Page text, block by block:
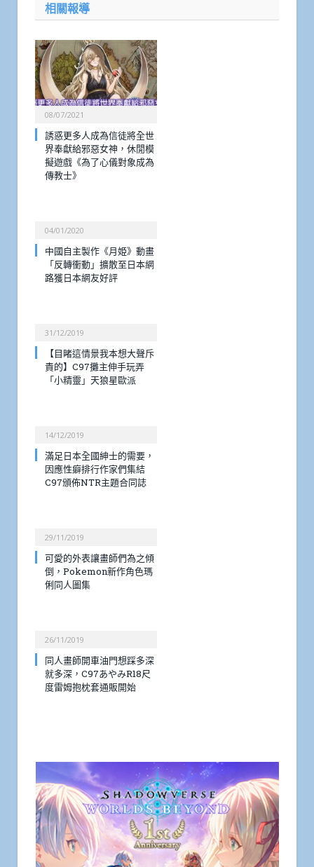
相關報導
08/07/2021
誘惑更多人成為信徒將全世
界奉獻給邪惡女神，休閒模
擬遊戲《為了心儀對象成為
傳教士》
04/01/2020
中國自主製作《月姫》動畫
「反轉衝動」擴散至日本網
路獲日本網友好評
31/12/2019
【目睹這情景我本想大聲斥
責的】C97攤主伸手玩弄
「小精靈」天狼星歐派
14/12/2019
滿足日本全國紳士的需要，
因應性癖排行作家們集結
C97頒佈NTR主題合同誌
29/11/2019
可愛的外表讓畫師們為之傾
倒，Pokemon新作角色瑪
俐同人圖集
26/11/2019
同人畫師開車油門想踩多深
就多深，C97あやみR18尺
度雷姆抱枕套通販開始